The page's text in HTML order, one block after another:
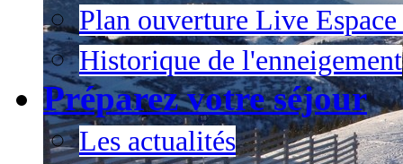
Plan ouverture Live
Historique de l'enneigement
Préparez votre séjour
Les actualités